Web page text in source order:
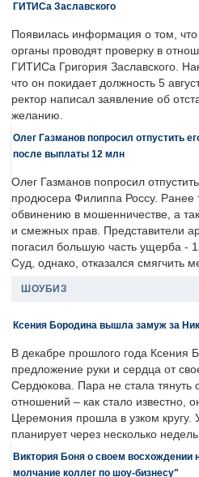
ГИТИСа Заславского
Появилась информация о том,
органы проводят проверку в
ГИТИСа Григория Заславского.
что он покидает должность 5
ректор написал заявление об
желанию.
Олег Газманов попросил отпустить
после выплаты 12 млн
Олег Газманов попросил
продюсера Филиппа Россу. Ранее
обвинению в мошенничестве, а
и смежных прав. Представители
погасил большую часть ущерба -
Суд, однако, отказался смягчить
ШОУБИЗ
Ксения Бородина вышла замуж за
В декабре прошлого года Ксения
предложение руки и сердца от
Сердюкова. Пара не стала
отношений – как стало известно,
Церемония прошла в узком кругу.
планирует через несколько
Виктория Боня о своем восхождении
молчание коллег по шоу-бизнесу"